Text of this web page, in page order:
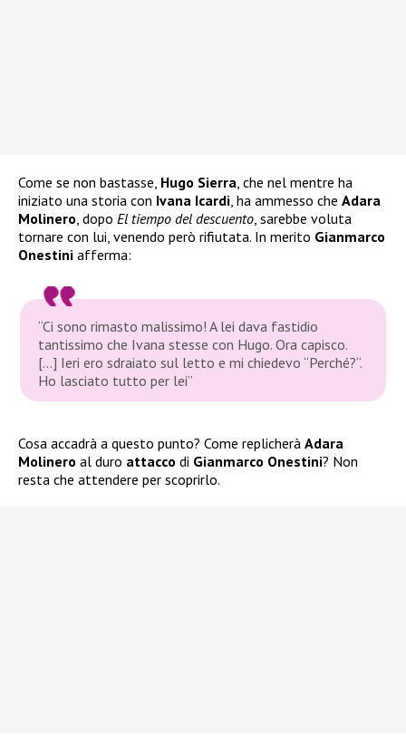
Come se non bastasse, Hugo Sierra , che nel mentre ha
iniziato una storia con Ivana Icardi , ha ammesso che Adara
Molinero , dopo El tiempo del descuento , sarebbe voluta
tornare con lui, venendo però rifiutata. In merito Gianmarco
Onestini afferma:
“Ci sono rimasto malissimo! A lei dava fastidio
tantissimo che Ivana stesse con Hugo. Ora capisco.
[…] Ieri ero sdraiato sul letto e mi chiedevo “Perché?“.
Ho lasciato tutto per lei”
Cosa accadrà a questo punto? Come replicherà Adara
Molinero al duro attacco di Gianmarco Onestini? Non
resta che attendere per scoprirlo.